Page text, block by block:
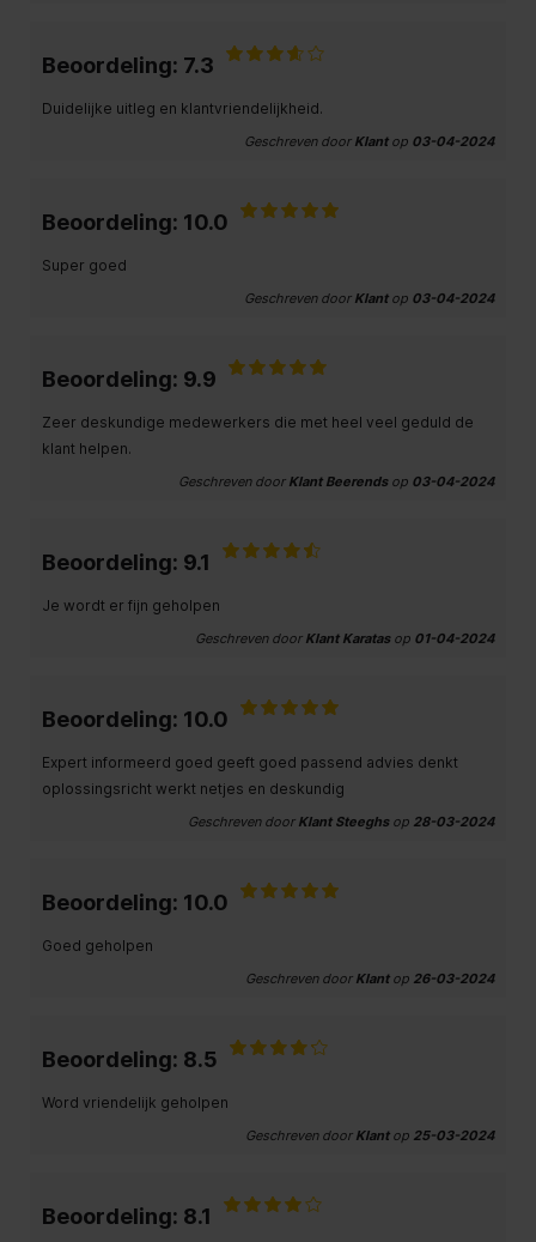
Beoordeling: 7.3
Duidelijke uitleg en klantvriendelijkheid.
Geschreven door Klantop 03-04-2024
Beoordeling: 10.0
Super goed
Geschreven door Klantop 03-04-2024
Beoordeling: 9.9
Zeer deskundige medewerkers die met heel veel geduld de
klant helpen.
Geschreven door Klant Beerendsop 03-04-2024
Beoordeling: 9.1
Je wordt er fijn geholpen
Geschreven door Klant Karatasop 01-04-2024
Beoordeling: 10.0
Expert informeerd goed geeft goed passend advies denkt
oplossingsricht werkt netjes en deskundig
Geschreven door Klant Steeghsop 28-03-2024
Beoordeling: 10.0
Goed geholpen
Geschreven door Klantop 26-03-2024
Beoordeling: 8.5
Word vriendelijk geholpen
Geschreven door Klantop 25-03-2024
Beoordeling: 8.1